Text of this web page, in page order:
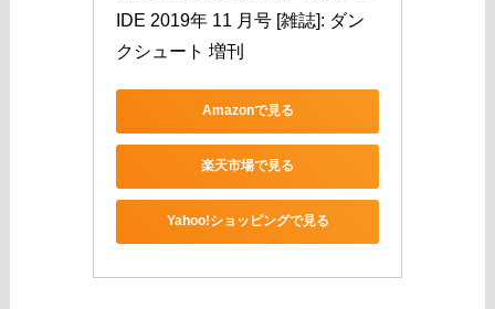
IDE 2019年 11 月号 [雑誌]: ダン
クシュート 増刊
Amazonで見る
楽天市場で見る
Yahoo!ショッピングで見る